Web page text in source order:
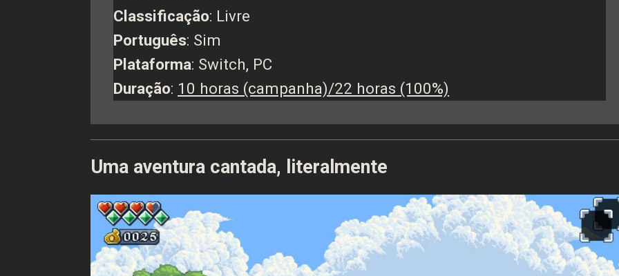
Classificação: Livre
Português: Sim
Plataforma: Switch, PC
Duração: 10 horas (campanha)/22 horas (100%)
Uma aventura cantada, literalmente